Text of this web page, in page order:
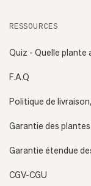
RESSOURCES
Quiz - Quelle plante
F.A.Q
Politique de
Garantie des plantes
Garantie étendue
CGV-CGU